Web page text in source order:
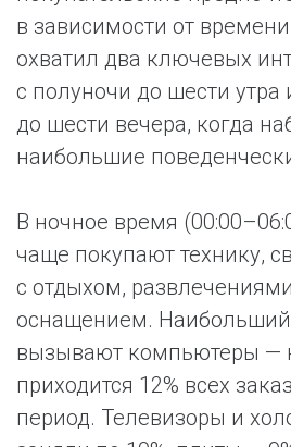
в зависимости от
охватил два ключевых
с полуночи до шести утра
до шести вечера, когда
наибольшие
В ночное время
чаще покупают технику,
с отдыхом,
оснащением. Наибольший
вызывают компьютеры —
приходится 12% всех
период. Телевизоры и